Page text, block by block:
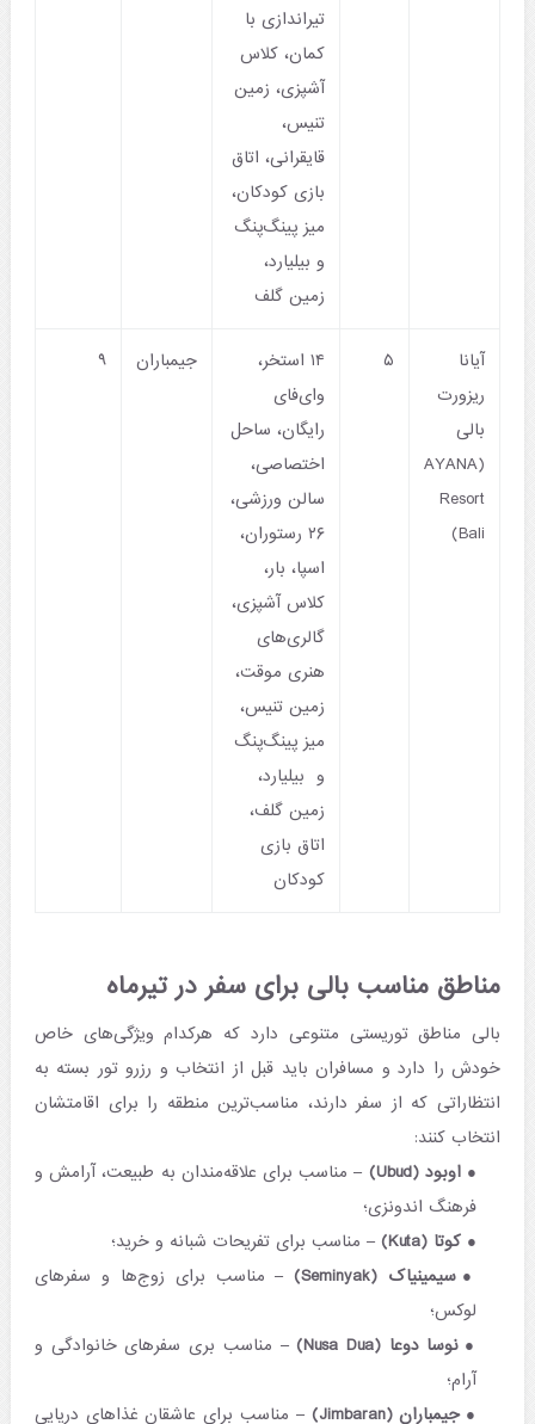
تیراندازی با
کمان، کلاس
آشپزی، زمین
تنیس،
قایقرانی، اتاق
بازی کودکان،
میز پینگ‌پنگ
و بیلیارد،
زمین گلف
آیانا
ریزورت
بالی
(AYANA
Resort
Bali)
۵
۱۴ استخر،
وای‌فای
رایگان، ساحل
اختصاصی،
سالن ورزشی،
۲۶ رستوران،
اسپا، بار،
کلاس آشپزی،
گالری‌های
هنری موقت،
زمین تنیس،
میز پینگ‌پنگ
و بیلیارد،
زمین گلف،
اتاق بازی
کودکان
جیمباران ۹
مناطق مناسب بالی برای سفر در تیرماه
بالی مناطق توریستی متنوعی دارد که هرکدام ویژگی‌های خاص
خودش را دارد و مسافران باید قبل از انتخاب و رزرو تور بسته به
انتظاراتی که از سفر دارند، مناسب‌ترین منطقه را برای اقامتشان
انتخاب کنند:
اوبود (Ubud)
– مناسب برای علاقه‌مندان به طبیعت، آرامش و
فرهنگ اندونزی؛
کوتا (Kuta)
– مناسب برای تفریحات شبانه و خرید؛
سیمینیاک (Seminyak)
– مناسب برای زوج‌ها و سفرهای
لوکس؛
نوسا دوعا (Nusa Dua)
– مناسب بری سفرهای خانوادگی و
آرام؛
جیمباران (Jimbaran)
– مناسب برای عاشقان غذاهای دریایی